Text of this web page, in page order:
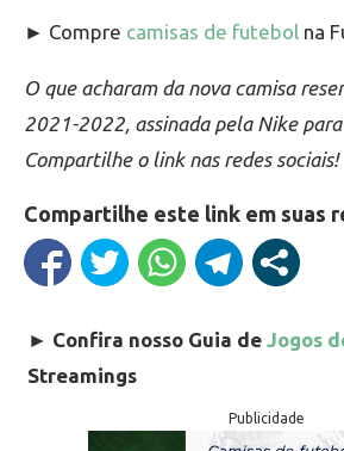
► Compre camisas de futebol na
O que acharam da nova camisa
2021-2022, assinada pela Nike
Compartilhe o link nas redes sociais!
Compartilhe este link em suas
► Confira nosso Guia de Jogos
Streamings
Publicidade